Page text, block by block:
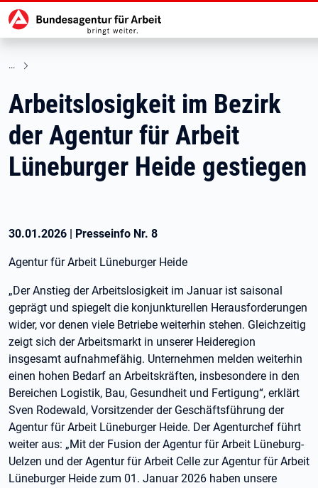
zu den Hauptinhalten springen
Hauptnavigation
Arbeitslosigkeit im Bezirk
der Agentur für Arbeit
Lüneburger Heide gestiegen
30.01.2026 | Presseinfo Nr. 8
Agentur für Arbeit Lüneburger Heide
„Der Anstieg der Arbeitslosigkeit im Januar ist saisonal
geprägt und spiegelt die konjunkturellen Herausforderungen
wider, vor denen viele Betriebe weiterhin stehen. Gleichzeitig
zeigt sich der Arbeitsmarkt in unserer Heideregion
insgesamt aufnahmefähig. Unternehmen melden weiterhin
einen hohen Bedarf an Arbeitskräften, insbesondere in den
Bereichen Logistik, Bau, Gesundheit und Fertigung“, erklärt
Sven Rodewald, Vorsitzender der Geschäftsführung der
Agentur für Arbeit Lüneburger Heide. Der Agenturchef führt
weiter aus: „Mit der Fusion der Agentur für Arbeit Lüneburg-
Uelzen und der Agentur für Arbeit Celle zur Agentur für Arbeit
Lüneburger Heide zum 01. Januar 2026 haben unsere